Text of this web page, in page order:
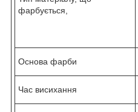
фарбується,
Основа фарби
Час висихання